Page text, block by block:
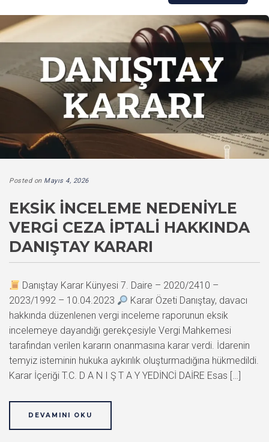
Posted on Mayıs 4, 2026
EKSIK İNCELEME NEDENIYLE
VERGI CEZA İPTALI HAKKINDA
DANIŞTAY KARARI
Danıştay Karar Künyesi 7. Daire – 2020/2410 –
2023/1992 – 10.04.2023
Karar Özeti Danıştay, davacı
hakkında düzenlenen vergi inceleme raporunun eksik
incelemeye dayandığı gerekçesiyle Vergi Mahkemesi
tarafından verilen kararın onanmasına karar verdi. İdarenin
temyiz isteminin hukuka aykırılık oluşturmadığına hükmedildi.
Karar İçeriği T.C. D A N I Ş T A Y YEDİNCİ DAİRE Esas […]
DEVAMINI OKU